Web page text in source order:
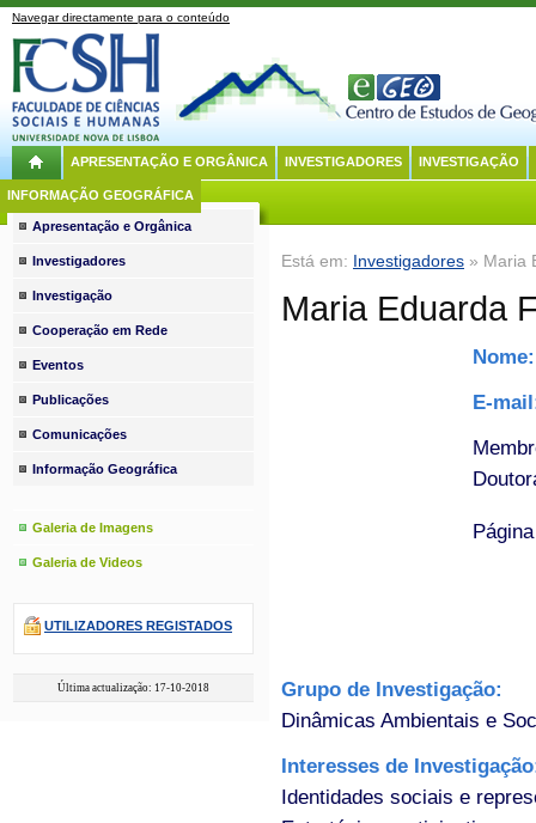
Navegar directamente para o conteúdo
APRESENTAÇÃO E ORGÂNICA INVESTIGADORES INVESTIGAÇÃO
INFORMAÇÃO GEOGRÁFICA
Está em: Investigadores » Maria
Maria Eduarda
E-
Grupo de Investigação:
Dinâmicas Ambientais e
Interesses de
Identidades sociais e
Apresentação e Orgânica
Investigadores
Investigação
Cooperação em Rede
Eventos
Publicações
Comunicações
Informação Geográfica
Galeria de Imagens
Galeria de Videos
UTILIZADORES REGISTADOS
Última actualização: 17-10-2018